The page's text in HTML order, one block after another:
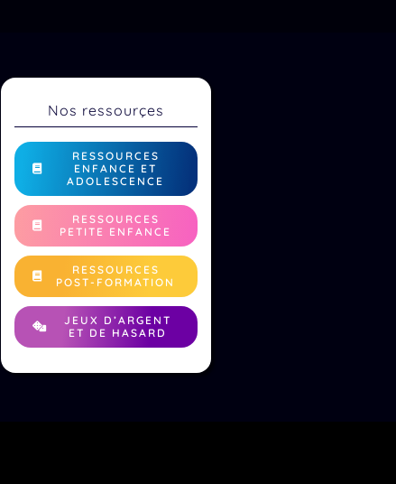
Nos ressourçes
RESSOURCES
ENFANCE ET
ADOLESCENCE
RESSOURCES
PETITE ENFANCE
RESSOURCES
POST-FORMATION
JEUX D’ARGENT
ET DE HASARD